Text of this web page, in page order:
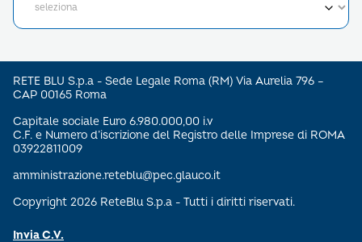
RETE BLU S.p.a - Sede Legale Roma (RM) Via Aurelia 796 –
CAP 00165 Roma
Capitale sociale Euro 6.980.000,00 i.v
C.F. e Numero d’iscrizione del Registro delle Imprese di ROMA
03922811009
amministrazione.reteblu@pec.glauco.it
Copyright 2026 ReteBlu S.p.a - Tutti i diritti riservati.
Invia C.V.